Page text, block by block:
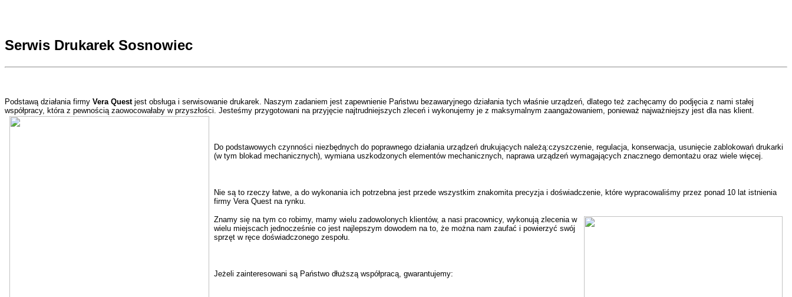
Serwis Drukarek Sosnowiec
Podstawą działania firmy Vera Questjest obsługa i serwisowanie drukarek. Naszym zadaniem jest zapewnienie Państwu bezawaryjnego działania tych właśnie urządzeń, dlatego też zachęcamy do podjęcia z nami stałej
współpracy, która z pewnością zaowocowałaby w przyszłości. Jesteśmy przygotowani na przyjęcie najtrudniejszych zleceń i wykonujemy je z maksymalnym zaangażowaniem, ponieważ najważniejszy jest dla nas klient.
Do podstawowych czynności niezbędnych do poprawnego działania urządzeń drukujących należą:czyszczenie, regulacja, konserwacja, usunięcie zablokowań drukarki
(w tym blokad mechanicznych), wymiana uszkodzonych elementów mechanicznych, naprawa urządzeń wymagających znacznego demontażu oraz wiele więcej.
Nie są to rzeczy łatwe, a do wykonania ich potrzebna jest przede wszystkim znakomita precyzja i doświadczenie, które wypracowaliśmy przez ponad 10 lat istnienia
firmy Vera Quest na rynku.
Znamy się na tym co robimy, mamy wielu zadowolonych klientów, a nasi pracownicy, wykonują zlecenia w
wielu miejscach jednocześnie co jest najlepszym dowodem na to, że można nam zaufać i powierzyć swój
sprzęt w ręce doświadczonego zespołu.
Jeżeli zainteresowani są Państwo dłuższą współpracą, gwarantujemy: